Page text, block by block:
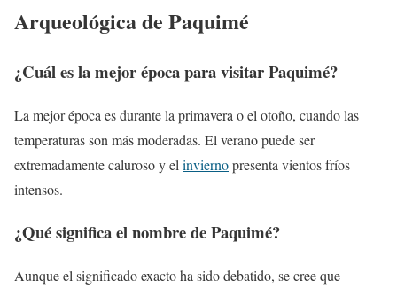
Arqueológica de Paquimé
¿Cuál es la mejor época para visitar Paquimé?
La mejor época es durante la primavera o el otoño, cuando las
temperaturas son más moderadas. El verano puede ser
extremadamente caluroso y el inviernopresenta vientos fríos
intensos.
¿Qué significa el nombre de Paquimé?
Aunque el significado exacto ha sido debatido, se cree que